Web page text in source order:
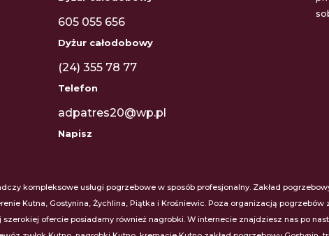
605 055 656
Dyżur całodobowy
(24) 355 78 77
Telefon
adpatres20@wp.pl
Napisz
kompleksowe usługi pogrzebowe w sposób profesjonalny. Zakład
Kutna, Gostynina, Żychlina, Piątka i Krośniewic. Poza organizacją
ofercie posiadamy również nagrobki. W internecie znajdziesz nas po